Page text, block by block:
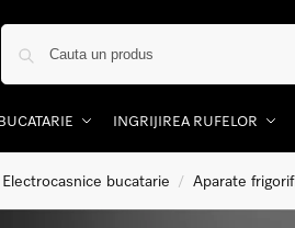
INGRIJIREA RUFELOR
Electrocasnice bucatarie / Aparate